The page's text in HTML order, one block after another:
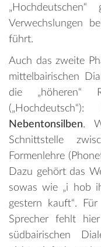
Verwechslungen
führt.
Auch das zweite
mittelbairischen
die „höheren“
Nebentonsilben.
Schnittstelle
Formenlehre
Dazu gehört das
sowas wie „i hob
gestern kauft“.
Sprecher fehlt
südbairischen